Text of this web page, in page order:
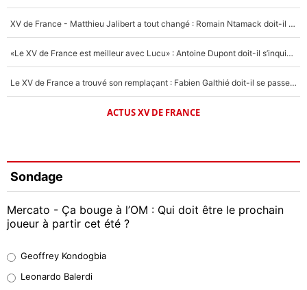
XV de France - Matthieu Jalibert a tout changé : Romain Ntamack doit-il s’inquiéter pour sa place à un an de la Coupe du monde ?
«Le XV de France est meilleur avec Lucu» : Antoine Dupont doit-il s’inquiéter pour sa place ?
Le XV de France a trouvé son remplaçant : Fabien Galthié doit-il se passer d'Antoine Dupont ?
ACTUS XV DE FRANCE
Sondage
Mercato - Ça bouge à l’OM : Qui doit être le prochain
joueur à partir cet été ?
38%
Geoffrey Kondogbia
Leonardo Balerdi